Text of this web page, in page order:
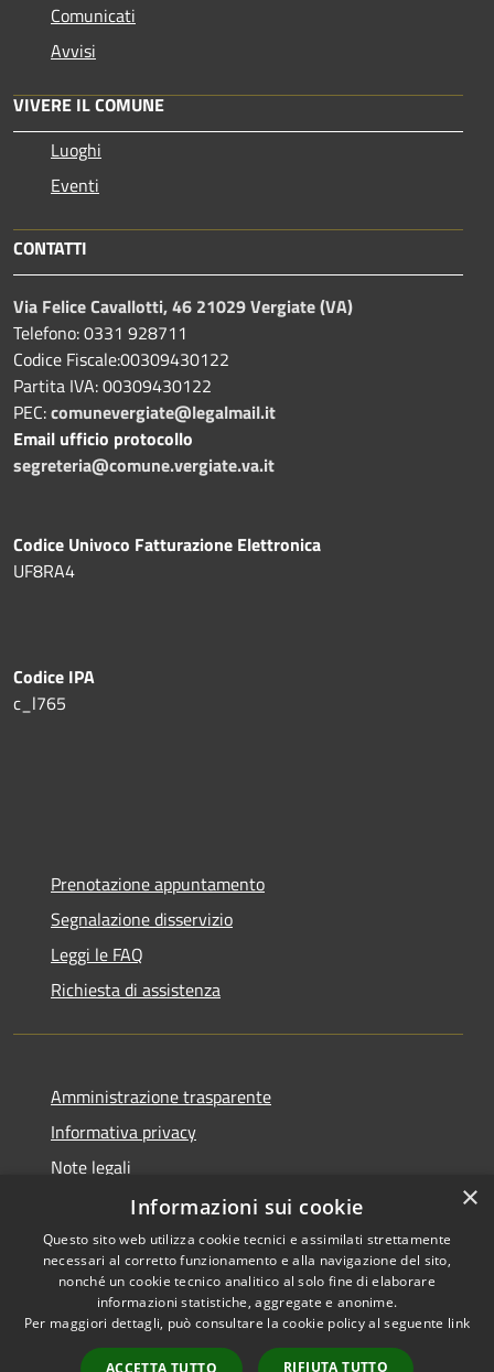
Comunicati
Avvisi
VIVERE IL COMUNE
Luoghi
Eventi
CONTATTI
Via Felice Cavallotti, 46 21029 Vergiate (VA)
Telefono: 0331 928711
Codice Fiscale:00309430122
Partita IVA: 00309430122
PEC:comunevergiate@legalmail.it
Email ufficio protocollo
segreteria@comune.vergiate.va.it
Codice Univoco Fatturazione Elettronica
UF8RA4
Codice IPA
c_l765
Prenotazione appuntamento
Segnalazione disservizio
Leggi le FAQ
Richiesta di assistenza
Amministrazione trasparente
Informativa privacy
Note legali
Dichiarazione di accessibilità
RSS
Accessibilità
Copyright © 2026 • Comune di
Vergiate • Powered by
Municipium• Accesso
×
Informazioni sui cookie
Questo sito web utilizza cookie tecnici e assimilati strettamente
necessari al corretto funzionamento e alla navigazione del sito,
nonché un cookie tecnico analitico al solo fine di elaborare
informazioni statistiche, aggregate e anonime.
Per maggiori dettagli, può consultare la cookie policy al seguente link
ACCETTA TUTTO RIFIUTA TUTTO